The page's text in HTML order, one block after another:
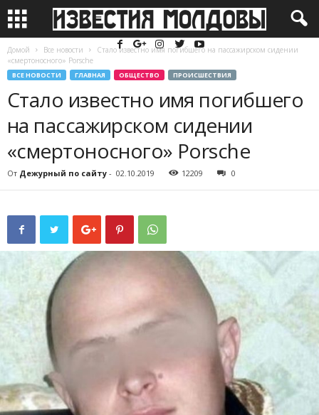
Домой Все новости
Стало известно имя погибшего на пассажирском сидении
«смертоносного» Porsche
ВСЕ НОВОСТИ ГЛАВНАЯ ОБЩЕСТВО ПРОИСШЕСТВИЯ
Стало известно имя погибшего
на пассажирском сидении
«смертоносного» Porsche
От Дежурный по сайту - 02.10.2019 12209 0